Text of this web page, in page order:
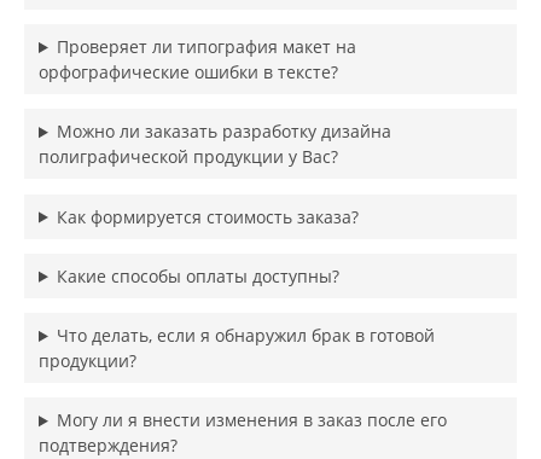
Проверяет ли типография макет на
орфографические ошибки в тексте?
Можно ли заказать разработку дизайна
полиграфической продукции у Вас?
Как формируется стоимость заказа?
Какие способы оплаты доступны?
Что делать, если я обнаружил брак в готовой
продукции?
Могу ли я внести изменения в заказ после его
подтверждения?